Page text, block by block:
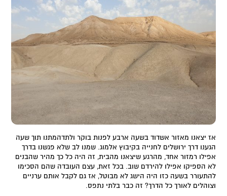
אז יצאנו מאזור אשדוד בשעה ארבע לפנות בוקר ולתדהמתנו תוך שעה
הגענו דרך ירושלים לחנייה בקיבוץ אלמוג. שמנו לב שלא פגשנו בדרך
אפילו רמזור אחד, מהרגע שיצאנו מהבית, זה היה כל כך מהיר שהבנים
לא הספיקו אפילו להירדם שוב. בכל זאת, עצם העובדה שהם הסכימו
להתעורר בשעה כזו היה הישג לא מבוטל, אז גם לקבל אותם ערניים
וצוהלים לאורך כל הדרך? זה כבר בלתי נתפס.